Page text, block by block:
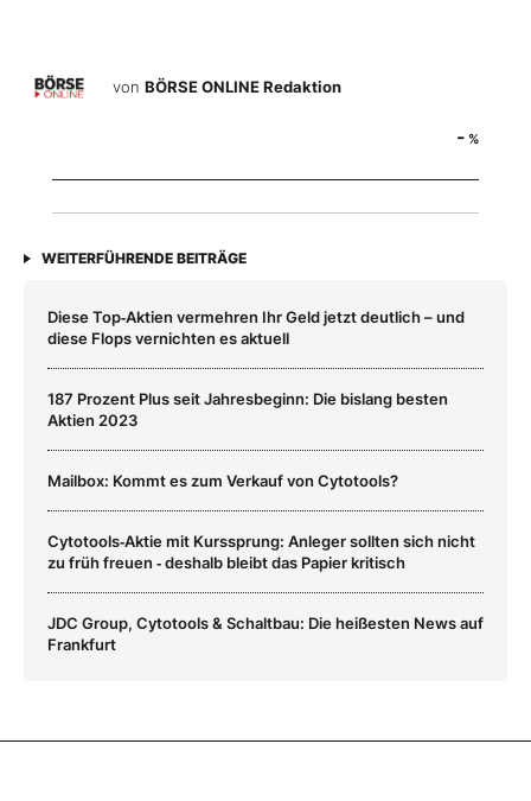
von BÖRSE ONLINE Redaktion
- %
WEITERFÜHRENDE BEITRÄGE
Diese Top‑Aktien vermehren Ihr Geld jetzt deutlich – und
diese Flops vernichten es aktuell
187 Prozent Plus seit Jahresbeginn: Die bislang besten
Aktien 2023
Mailbox: Kommt es zum Verkauf von Cytotools?
Cytotools‑Aktie mit Kurssprung: Anleger sollten sich nicht
zu früh freuen ‑ deshalb bleibt das Papier kritisch
JDC Group, Cytotools & Schaltbau: Die heißesten News auf
Frankfurt